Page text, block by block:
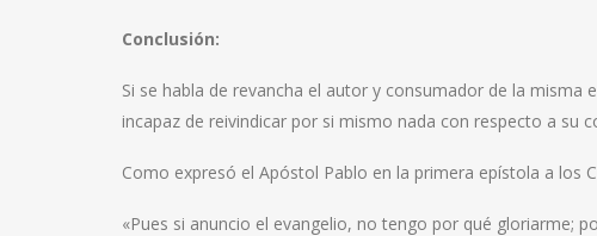
Conclusión:
Si se habla de revancha el autor y consumador de la misma
incapaz de reivindicar por si mismo nada con respecto a su
Como expresó el Apóstol Pablo en la primera epístola a los
«Pues si anuncio el evangelio, no tengo por qué gloriarme;